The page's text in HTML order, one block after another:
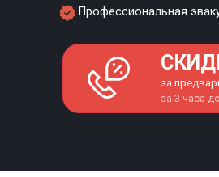
Профессиональная
за
за 3 часа